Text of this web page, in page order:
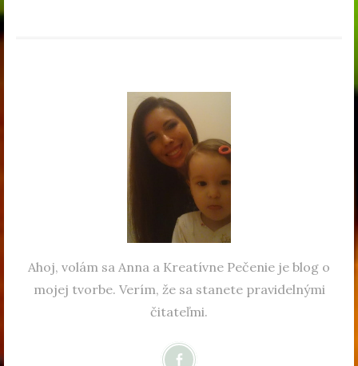
Ahoj, volám sa Anna a Kreatívne Pečenie je blog o
mojej tvorbe. Verím, že sa stanete pravidelnými
čitateľmi.